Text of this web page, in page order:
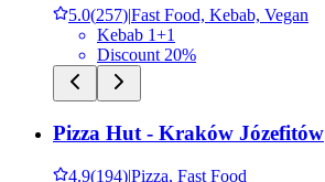
5.0(257)|Fast Food, Kebab, Vegan
Kebab 1+1
Discount 20%
Pizza Hut - Kraków Józefitów
4.9(194)|Pizza, Fast Food